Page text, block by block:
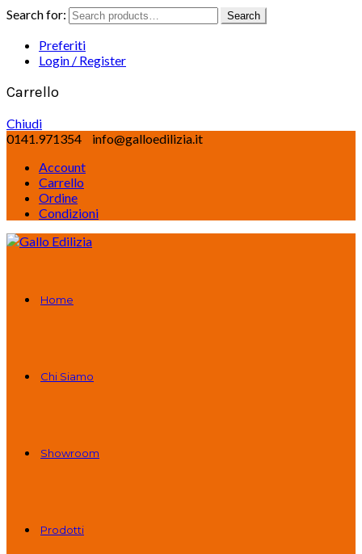
Search for: Search
Preferiti
Login / Register
Carrello
Chiudi
0141.971354
info@galloedilizia.it
Account
Carrello
Ordine
Condizioni
Home
Chi Siamo
Showroom
Prodotti